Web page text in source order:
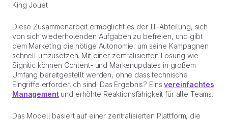
King Jouet
Diese Zusammenarbeit ermöglicht es der IT-Abteilung, sich
von sich wiederholenden Aufgaben zu befreien, und gibt
dem Marketing die nötige Autonomie, um seine Kampagnen
schnell umzusetzen. Mit einer zentralisierten Lösung wie
Signitic können Content- und Markenupdates in großem
Umfang bereitgestellt werden, ohne dass technische
Eingriffe erforderlich sind. Das Ergebnis? Einsvereinfachtes
Managementund erhöhte Reaktionsfähigkeit für alle Teams.
Das Modell basiert auf einer zentralisierten Plattform, die